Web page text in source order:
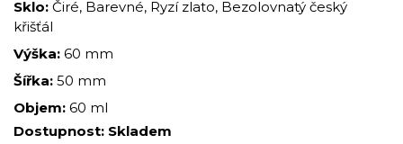
Sklo: Čiré, Barevné, Ryzí zlato, Bezolovnatý český
křišťál
Výška: 60 mm
Šířka: 50 mm
Objem: 60 ml
Dostupnost: Skladem